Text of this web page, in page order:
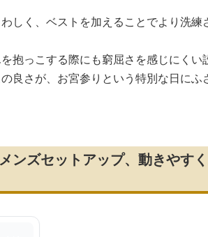
しく、ベストを加えることでより洗練
抱っこする際にも窮屈さを感じにくい
良さが、お宮参りという特別な日に
ンズセットアップ、動きやす